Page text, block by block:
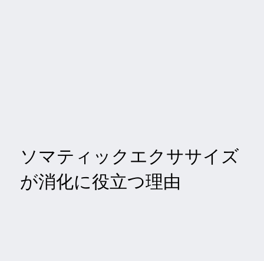
ソマティックエクササイズ
が消化に役立つ理由